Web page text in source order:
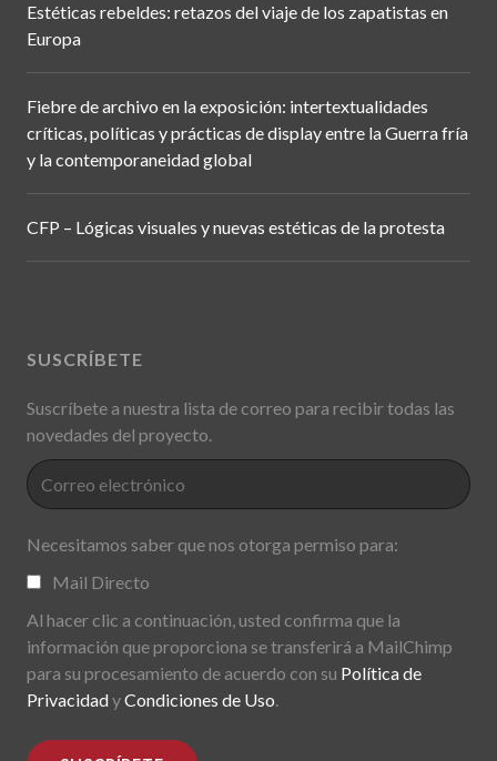
Estéticas rebeldes: retazos del viaje de los zapatistas en
Europa
Fiebre de archivo en la exposición: intertextualidades
críticas, políticas y prácticas de display entre la Guerra fría
y la contemporaneidad global
CFP – Lógicas visuales y nuevas estéticas de la protesta
SUSCRÍBETE
Suscríbete a nuestra lista de correo para recibir todas las
novedades del proyecto.
Necesitamos saber que nos otorga permiso para:
Mail Directo
Al hacer clic a continuación, usted confirma que la
información que proporciona se transferirá a MailChimp
para su procesamiento de acuerdo con su Política de
PrivacidadyCondiciones de Uso.